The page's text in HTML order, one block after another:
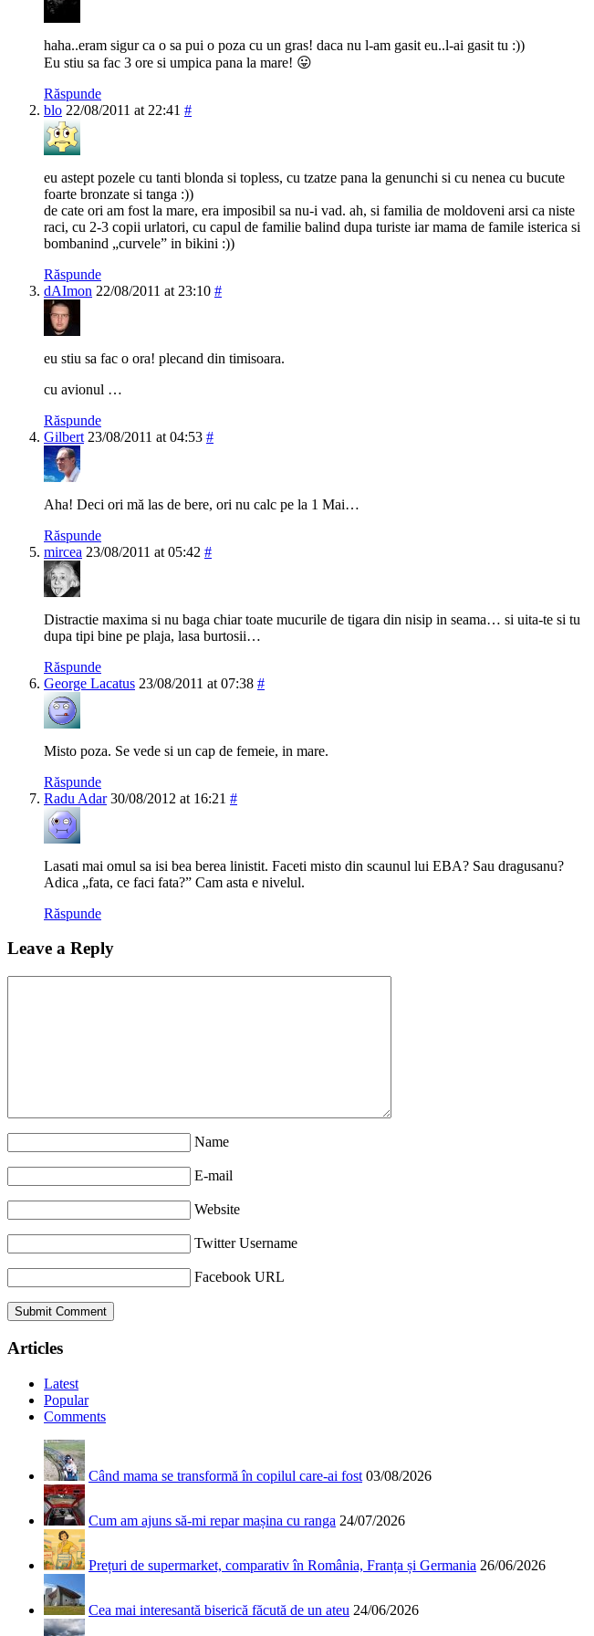
haha..eram sigur ca o sa pui o poza cu un gras! daca nu l-am gasit eu..l-ai gasit tu :))
Eu stiu sa fac 3 ore si umpica pana la mare! 😛
Răspunde
blo 22/08/2011 at 22:41 #
eu astept pozele cu tanti blonda si topless, cu tzatze pana la genunchi si cu nenea cu bucute
foarte bronzate si tanga :))
de cate ori am fost la mare, era imposibil sa nu-i vad. ah, si familia de moldoveni arsi ca niste
raci, cu 2-3 copii urlatori, cu capul de familie balind dupa turiste iar mama de famile isterica si
bombanind „curvele” in bikini :))
Răspunde
dAImon 22/08/2011 at 23:10 #
eu stiu sa fac o ora! plecand din timisoara.
cu avionul …
Răspunde
Gilbert 23/08/2011 at 04:53 #
Aha! Deci ori mă las de bere, ori nu calc pe la 1 Mai…
Răspunde
mircea 23/08/2011 at 05:42 #
Distractie maxima si nu baga chiar toate mucurile de tigara din nisip in seama… si uita-te si tu
dupa tipi bine pe plaja, lasa burtosii…
Răspunde
George Lacatus 23/08/2011 at 07:38 #
Misto poza. Se vede si un cap de femeie, in mare.
Răspunde
Radu Adar 30/08/2012 at 16:21 #
Lasati mai omul sa isi bea berea linistit. Faceti misto din scaunul lui EBA? Sau dragusanu?
Adica „fata, ce faci fata?” Cam asta e nivelul.
Răspunde
Leave a Reply
Name
E-mail
Website
Twitter Username
Facebook URL
Articles
Latest
Popular
Comments
Când mama se transformă în copilul care-ai fost 03/08/2026
Cum am ajuns să-mi repar mașina cu ranga 24/07/2026
Prețuri de supermarket, comparativ în România, Franța și Germania 26/06/2026
Cea mai interesantă biserică făcută de un ateu 24/06/2026